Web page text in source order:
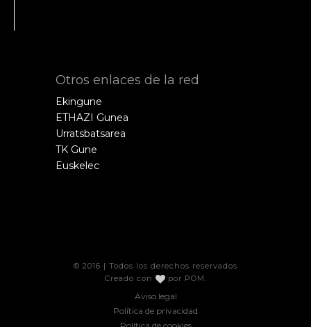
Otros enlaces de la red
Ekingune
ETHAZI Gunea
Urratsbatsarea
TK Gune
Euskelec
© 2016 | Todos los derechos reservados
Creado con
por POM .
Aviso legal
Política de privacidad